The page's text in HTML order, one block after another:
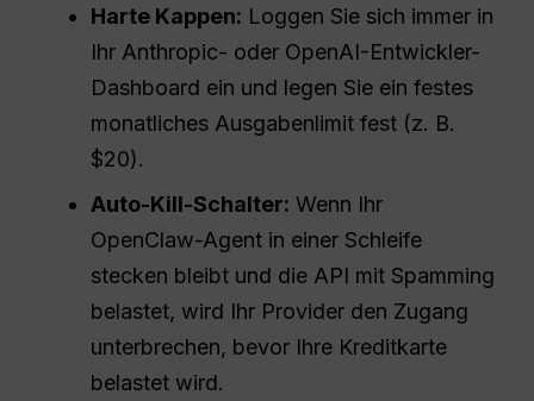
Harte Kappen: Loggen Sie sich immer in
Ihr Anthropic- oder OpenAI-Entwickler-
Dashboard ein und legen Sie ein festes
monatliches Ausgabenlimit fest (z. B.
$20).
Auto-Kill-Schalter: Wenn Ihr
OpenClaw-Agent in einer Schleife
stecken bleibt und die API mit Spamming
belastet, wird Ihr Provider den Zugang
unterbrechen, bevor Ihre Kreditkarte
belastet wird.